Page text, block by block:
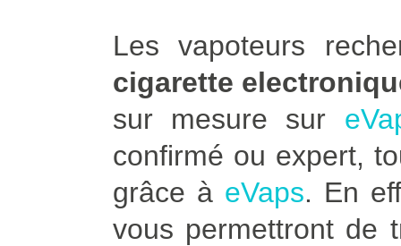
Les vapoteurs
cigarette
sur mesure sur
confirmé ou expert,
grâce à eVaps. En
vous permettront de